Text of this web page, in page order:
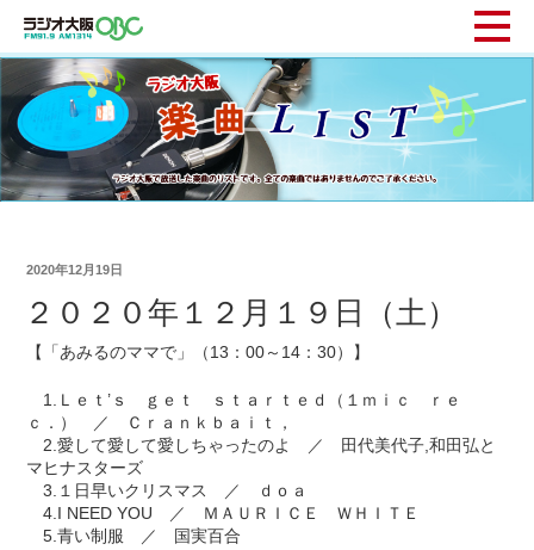
2020年12月19日
２０２０年１２月１９日（土）
【「あみるのママで」（13：00～14：30）】
1.Ｌｅｔ’ｓ ｇｅｔ ｓｔａｒｔｅｄ（１ｍｉｃ ｒｅ
ｃ．） ／ Ｃｒａｎｋｂａｉｔ，
2.愛して愛して愛しちゃったのよ ／ 田代美代子,和田弘と
マヒナスターズ
3.１日早いクリスマス ／ ｄｏａ
4.I NEED YOU ／ ＭＡＵＲＩＣＥ ＷＨＩＴＥ
5.青い制服 ／ 国実百合